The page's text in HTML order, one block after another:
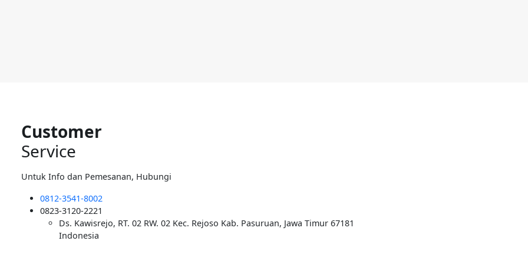
Customer
Service
Untuk Info dan Pemesanan, Hubungi
0812-3541-8002
0823-3120-2221
Ds. Kawisrejo, RT. 02 RW. 02 Kec. Rejoso Kab. Pasuruan, Jawa Timur 67181
Indonesia